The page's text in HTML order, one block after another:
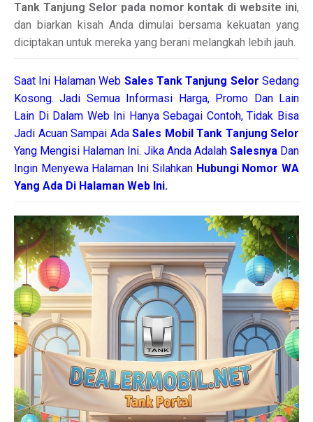
Tank Tanjung Selor pada nomor kontak di website ini,
dan biarkan kisah Anda dimulai bersama kekuatan yang
diciptakan untuk mereka yang berani melangkah lebih jauh.
Saat Ini Halaman Web Sales Tank Tanjung Selor Sedang
Kosong. Jadi Semua Informasi Harga, Promo Dan Lain
Lain Di Dalam Web Ini Hanya Sebagai Contoh, Tidak Bisa
Jadi Acuan Sampai Ada Sales Mobil Tank Tanjung Selor
Yang Mengisi Halaman Ini. Jika Anda Adalah Salesnya Dan
Ingin Menyewa Halaman Ini Silahkan Hubungi Nomor WA
Yang Ada Di Halaman Web Ini.